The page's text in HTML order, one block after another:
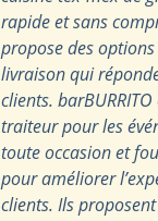
rapide et sans
propose des
livraison qui
clients.
traiteur pour les
toute occasion et
pour améliorer
clients. Ils